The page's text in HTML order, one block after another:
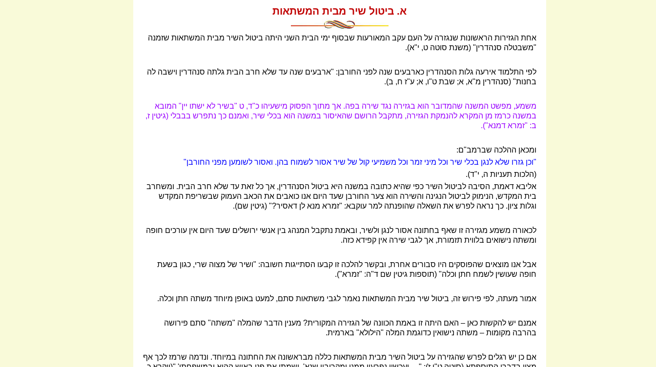
א. ביטול שיר מבית המשתאות
אחת הגזירות הראשונות שנגזרה על העם עקב המאורעות שבסוף ימי הבית השני היתה ביטול השיר מבית המשתאות שזמנה
"משבטלה סנהדרין" (משנת סוטה ט, י"א).
לפי התלמוד אירעה גלות הסנהדרין כארבעים שנה לפני החורבן: "ארבעים שנה עד שלא חרב הבית גלתה סנהדרין וישבה לה
בחנות" (סנהדרין מ"א, א; שבת ט"ו, א; ע"ז ח, ב).
משמע, מפשט המשנה שהמדובר הוא בגזירה נגד שירה בפה. אך מתוך הפסוק מישעיהו כ"ד, ט "בשיר לא ישתו יין" המובא
במשנה כרמז מן המקרא להנמקת הגזירה, מתקבל הרושם שהאיסור במשנה הוא בכלי שיר, ואמנם כך נתפרש בבבלי (גיטין ז,
ב: "זמרא דמנא").
ומכאן ההלכה שברמב"ם:
"וכן גזרו שלא לנגן בכלי שיר וכל מיני זמר וכל משמיעי קול של שיר אסור לשמוח בהן. ואסור לשומען מפני החורבן"
(הלכות תעניות ה, י"ד).
אליבא דאמת, הסיבה לביטול השיר כפי שהיא כתובה במשנה היא ביטול הסנהדרין, אך כל זאת עד שלא חרב הבית. ומשחרב
בית המקדש, הנימוק לביטול הנגינה והשירה הוא צער החורבן שעד היום אנו כואבים את הכאב העמוק שבשריפת המקדש
וגלות ציון. כך נראה לפרש את השאלה שהופנתה למר עוקבא: "זמרא מנא לן דאסיר?" (גיטין שם).
לכאורה משמע מגזירה זו שאף בחתונה אסור לנגן ולשיר, ובאמת נתקבל המנהג בין אנשי ירושלים שעד היום אין עורכים חופה
ומשתה נישואים בלווית תזמורת, אך לגבי שירה אין קפידא כזה.
אבל אנו מוצאים שהפוסקים היו סבורים אחרת, ובקשר להלכה זו קבעו הסתייגות חשובה: "ושיר של מצוה שרי, כגון בשעת
חופה שעושין לשמח חתן וכלה" (תוספות גיטין שם ד"ה: "זמרא").
אמור מעתה, לפי פירוש זה, ביטול שיר מבית המשתאות נאמר לגבי משתאות סתם, למעט באופן מיוחד משתה חתן וכלה.
אמנם יש להקשות כאן – האם היתה זו באמת הכוונה של הגזירה המקורית? מענין הדבר שהמלה "משתה" סתם פירושה
בהרבה מקומות – משתה נישואין כדוגמת המלה "הילולא" בארמית.
אם כן יש רגלים לפרש שהגזירה על ביטול השיר מבית המשתאות כללה מבראשונה את החתונה במיוחד. ונדמה שרמז לכך אף